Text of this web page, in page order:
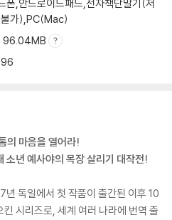
폰,안드로이드패드,전자책단말기(저
불가),PC(Mac)
96.04MB
의 마음을 열어라!
소년 예사야의 목장 살리기 대작전!
년 독일에서 첫 작품이 출간된 이후 10
시리즈로, 세계 여러 나라에 번역 출